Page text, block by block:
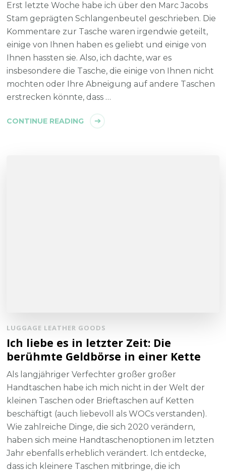
Erst letzte Woche habe ich über den Marc Jacobs
Stam geprägten Schlangenbeutel geschrieben. Die
Kommentare zur Tasche waren irgendwie geteilt,
einige von Ihnen haben es geliebt und einige von
Ihnen hassten sie. Also, ich dachte, war es
insbesondere die Tasche, die einige von Ihnen nicht
mochten oder Ihre Abneigung auf andere Taschen
erstrecken könnte, dass …
CONTINUE READING
LUGGAGE LEATHER GOODS
Ich liebe es in letzter Zeit: Die
berühmte Geldbörse in einer Kette
Als langjähriger Verfechter großer großer
Handtaschen habe ich mich nicht in der Welt der
kleinen Taschen oder Brieftaschen auf Ketten
beschäftigt (auch liebevoll als WOCs verstanden).
Wie zahlreiche Dinge, die sich 2020 verändern,
haben sich meine Handtaschenoptionen im letzten
Jahr ebenfalls erheblich verändert. Ich entdecke,
dass ich kleinere Taschen mitbringe, die ich